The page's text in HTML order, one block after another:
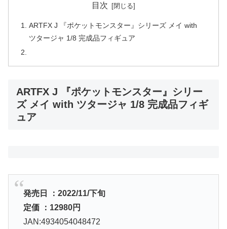
目次
ARTFX J 『ポケットモンスター』シリーズ メイ with
ツタージャ 1/8 完成品フィギュア
ARTFX J 『ポケットモンスター』シリー
ズ メイ with ツタージャ 1/8 完成品フィギ
ュア
発売日 ：2022/11/下旬
定価 ：12980円
JAN:4934054048472